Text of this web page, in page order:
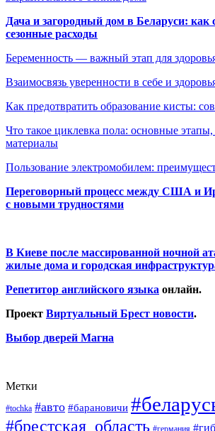
Дача и загородный дом в Беларуси: как
сезонные расходы
Беременность — важный этап для
Взаимосвязь уверенности в себе и
Как предотвратить образование кисты:
Что такое циклевка пола: основные
материалы
Пользование электромобилем:
Переговорный процесс между США и
с новыми трудностями
В Киеве после массированной ночной
жилые дома и городская
Репетитор английского языка онлайн.
Проект Виртуальный Брест новости.
Выбор дверей Магна
Метки
#tochka #авто #барановичи
#брестская_область #германия